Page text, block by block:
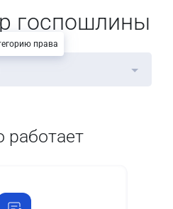
госпошлины
работает
права